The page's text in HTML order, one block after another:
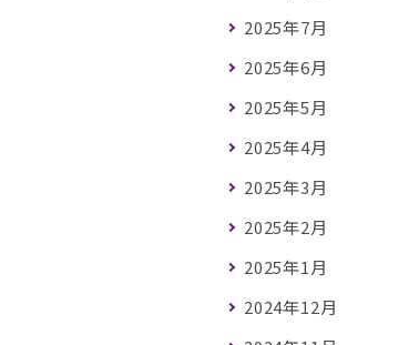
2025年7月
2025年6月
2025年5月
2025年4月
2025年3月
2025年2月
2025年1月
2024年12月